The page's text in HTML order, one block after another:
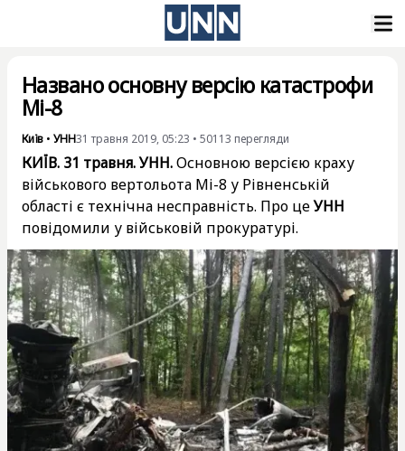
Названо основну версію катастрофи
Мі-8
Київ • УНН31 травня 2019, 05:23 • 50113 перегляди
КИЇВ. 31 травня. УНН.Основною версією краху
військового вертольота Мі-8 у Рівненській
області є технічна несправність. Про цеУНН
повідомили у військовій прокуратурі.